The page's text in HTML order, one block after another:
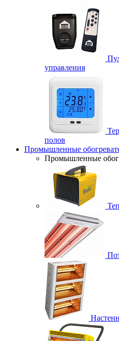
управления
полов
Промышленные
Промышленные